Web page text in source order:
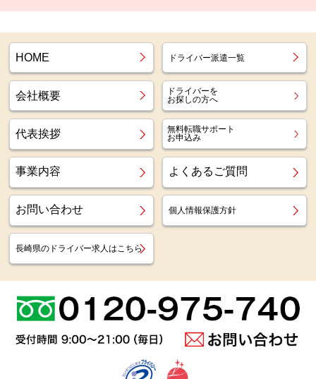
HOME ドライバー派遣一覧
会社概要
ドライバーを
お探しの方へ
代表挨拶
無料転職サポート
お申込み
事業内容 よくあるご質問
お問い合わせ 個人情報保護方針
長崎県のドライバー求人はこちら